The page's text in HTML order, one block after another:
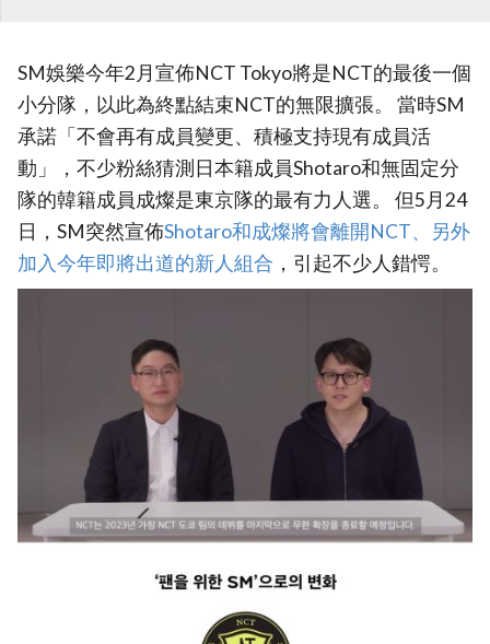
SM娛樂今年2月宣佈NCT Tokyo將是NCT的最後一個
小分隊，以此為終點結束NCT的無限擴張。 當時SM
承諾「不會再有成員變更、積極支持現有成員活
動」，不少粉絲猜測日本籍成員Shotaro和無固定分
隊的韓籍成員成燦是東京隊的最有力人選。 但5月24
日，SM突然宣佈Shotaro和成燦將會離開NCT、另外
加入今年即將出道的新人組合 ，引起不少人錯愕。